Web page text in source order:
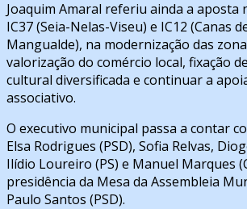
Joaquim Amaral referiu ainda a aposta
IC37 (Seia-Nelas-Viseu) e IC12 (Canas
Mangualde), na modernização das
valorização do comércio local, fixação
cultural diversificada e continuar a
associativo.
O executivo municipal passa a contar
Elsa Rodrigues (PSD), Sofia Relvas,
Ilídio Loureiro (PS) e Manuel Marques
presidência da Mesa da Assembleia
Paulo Santos (PSD).